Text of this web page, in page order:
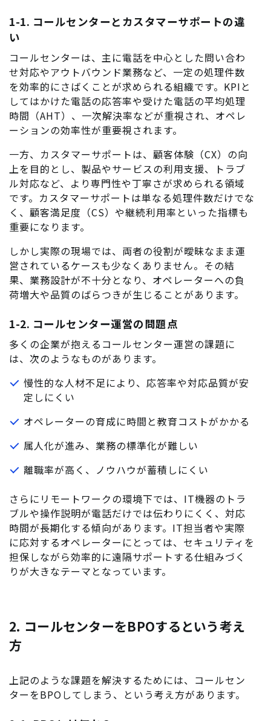
1-1. コールセンターとカスタマーサポートの違
い
コールセンターは、主に電話を中心とした問い合わ
せ対応やアウトバウンド業務など、一定の処理件数
を効率的にさばくことが求められる組織です。KPIと
してはかけた電話の応答率や受けた電話の平均処理
時間（AHT）、一次解決率などが重視され、オペレ
ーションの効率性が重要視されます。
一方、カスタマーサポートは、顧客体験（CX）の向
上を目的とし、製品やサービスの利用支援、トラブ
ル対応など、より専門性や丁寧さが求められる領域
です。カスタマーサポートは単なる処理件数だけでな
く、顧客満足度（CS）や継続利用率といった指標も
重要になります。
しかし実際の現場では、両者の役割が曖昧なまま運
営されているケースも少なくありません。その結
果、業務設計が不十分となり、オペレーターへの負
荷増大や品質のばらつきが生じることがあります。
1-2. コールセンター運営の問題点
多くの企業が抱えるコールセンター運営の課題に
は、次のようなものがあります。
慢性的な人材不足により、応答率や対応品質が安
定しにくい
オペレーターの育成に時間と教育コストがかかる
属人化が進み、業務の標準化が難しい
離職率が高く、ノウハウが蓄積しにくい
さらにリモートワークの環境下では、IT機器のトラ
ブルや操作説明が電話だけでは伝わりにくく、対応
時間が長期化する傾向があります。IT担当者や実際
に応対するオペレーターにとっては、セキュリティを
担保しながら効率的に遠隔サポートする仕組みづく
りが大きなテーマとなっています。
2. コールセンターをBPOするという考え
方
上記のような課題を解決するためには、コールセン
ターをBPOしてしまう、という考え方があります。